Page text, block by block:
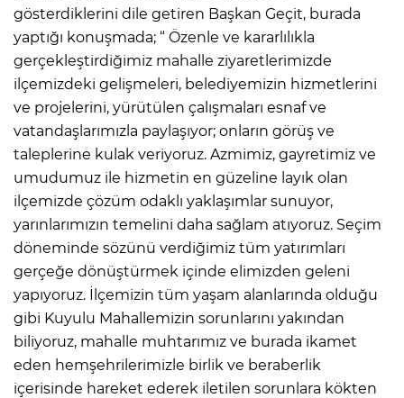
gösterdiklerini dile getiren Başkan Geçit, burada
yaptığı konuşmada; “ Özenle ve kararlılıkla
gerçekleştirdiğimiz mahalle ziyaretlerimizde
ilçemizdeki gelişmeleri, belediyemizin hizmetlerini
ve projelerini, yürütülen çalışmaları esnaf ve
vatandaşlarımızla paylaşıyor; onların görüş ve
taleplerine kulak veriyoruz. Azmimiz, gayretimiz ve
umudumuz ile hizmetin en güzeline layık olan
ilçemizde çözüm odaklı yaklaşımlar sunuyor,
yarınlarımızın temelini daha sağlam atıyoruz. Seçim
döneminde sözünü verdiğimiz tüm yatırımları
gerçeğe dönüştürmek içinde elimizden geleni
yapıyoruz. İlçemizin tüm yaşam alanlarında olduğu
gibi Kuyulu Mahallemizin sorunlarını yakından
biliyoruz, mahalle muhtarımız ve burada ikamet
eden hemşehrilerimizle birlik ve beraberlik
içerisinde hareket ederek iletilen sorunlara kökten